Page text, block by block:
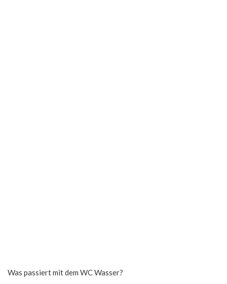
Was passiert mit dem WC Wasser?